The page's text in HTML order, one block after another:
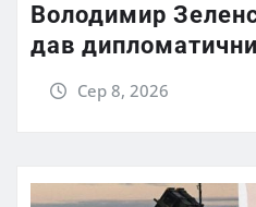
Володимир
дав
Сер 8, 2026